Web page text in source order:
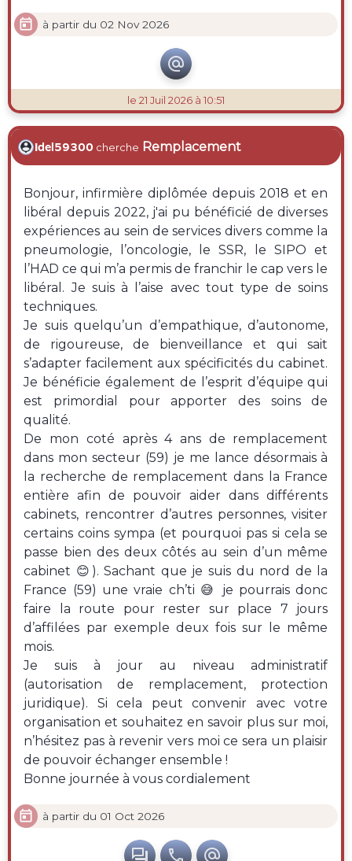
 à partir du 02 Nov 2026

le 21 Juil 2026 à 10:51
Idel59300 cherche Remplacement
Bonjour, infirmière diplômée depuis 2018 et en
libéral depuis 2022, j'ai pu bénéficié de diverses
expériences au sein de services divers comme la
pneumologie, l’oncologie, le SSR, le SIPO et
l’HAD ce qui m’a permis de franchir le cap vers le
libéral. Je suis à l’aise avec tout type de soins
techniques.
Je suis quelqu’un d’empathique, d’autonome,
de rigoureuse, de bienveillance et qui sait
s’adapter facilement aux spécificités du cabinet.
Je bénéficie également de l’esprit d’équipe qui
est primordial pour apporter des soins de
qualité.
De mon coté après 4 ans de remplacement
dans mon secteur (59) je me lance désormais à
la recherche de remplacement dans la France
entière afin de pouvoir aider dans différents
cabinets, rencontrer d’autres personnes, visiter
certains coins sympa (et pourquoi pas si cela se
passe bien des deux côtés au sein d’un même
cabinet 😊). Sachant que je suis du nord de la
France (59) une vraie ch’ti 😅 je pourrais donc
faire la route pour rester sur place 7 jours
d’affilées par exemple deux fois sur le même
mois.
Je suis à jour au niveau administratif
(autorisation de remplacement, protection
juridique). Si cela peut convenir avec votre
organisation et souhaitez en savoir plus sur moi,
n’hésitez pas à revenir vers moi ce sera un plaisir
de pouvoir échanger ensemble !
Bonne journée à vous cordialement
 à partir du 01 Oct 2026
  